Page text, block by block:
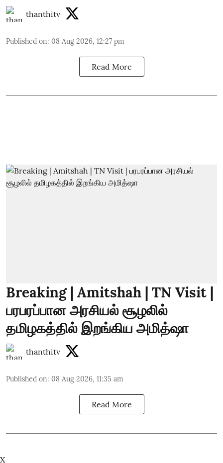
thanthitv
Published on: 08 Aug 2026, 12:27 pm
Read More
Breaking | Amitshah | TN Visit |
பரபரப்பான அரசியல் சூழலில்
தமிழகத்தில் இறங்கிய அமித்ஷா
thanthitv
Published on: 08 Aug 2026, 11:35 am
Read More
X